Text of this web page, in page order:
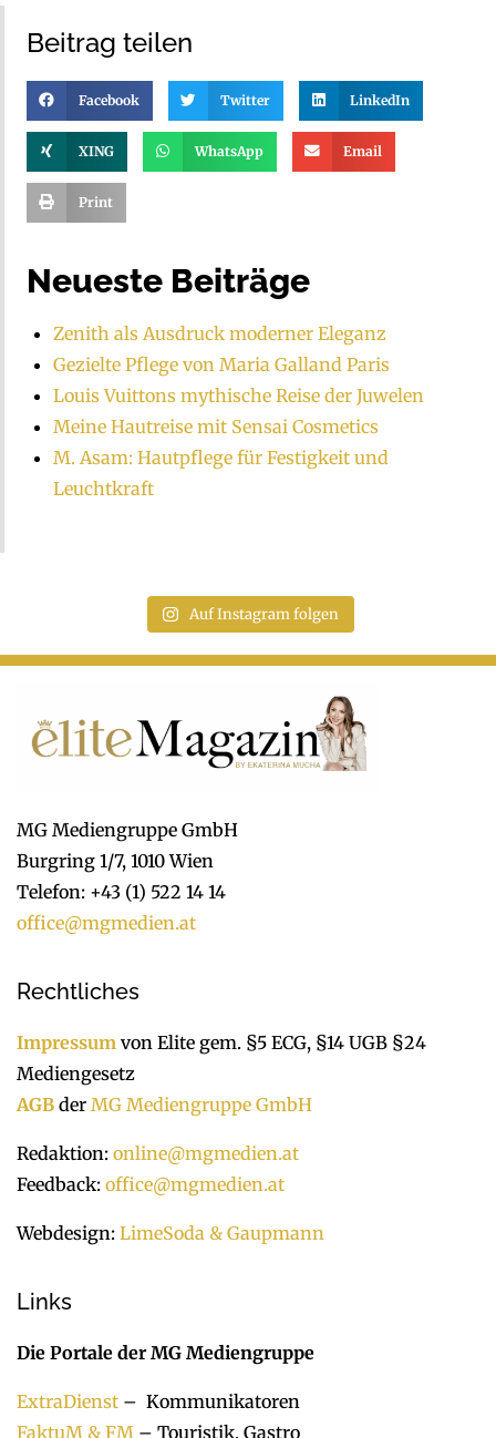
Beitrag teilen
Facebook Twitter LinkedIn
XING WhatsApp Email
Print
Neueste Beiträge
Zenith als Ausdruck moderner Eleganz
Gezielte Pflege von Maria Galland Paris
Louis Vuittons mythische Reise der Juwelen
Meine Hautreise mit Sensai Cosmetics
M. Asam: Hautpflege für Festigkeit und
Leuchtkraft
Auf Instagram folgen
MG Mediengruppe GmbH
Burgring 1/7, 1010 Wien
Telefon: +43 (1) 522 14 14
office@mgmedien.at
Rechtliches
Impressum von Elite gem. §5 ECG, §14 UGB §24
Mediengesetz
AGB der MG Mediengruppe GmbH
Redaktion: online@mgmedien.at
Feedback: office@mgmedien.at
Webdesign: LimeSoda & Gaupmann
Links
Die Portale der MG Mediengruppe
ExtraDienst – Kommunikatoren
FaktuM & FM – Touristik, Gastro